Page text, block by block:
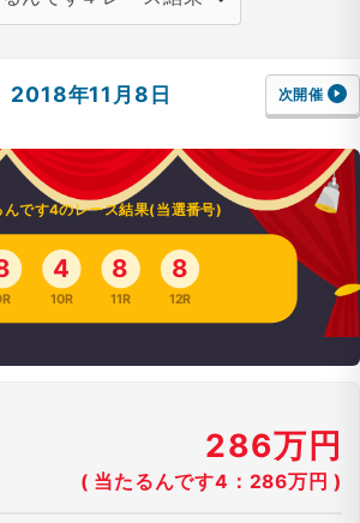
2018年11月8日 次開催
んです4のレース結果(当選番号)
4
10R
8
11R
8
12R
286万円
( 当たるんです4：286万円 )